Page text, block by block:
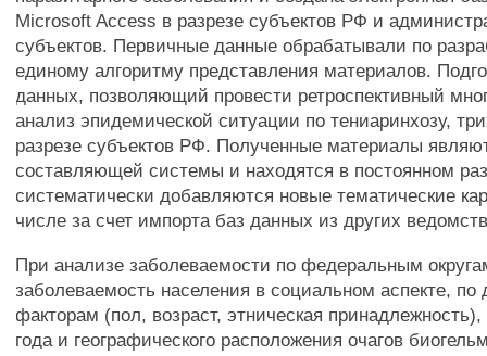
Microsoft Access в разрезе субъектов РФ и
субъектов. Первичные данные обрабатывали по
единому алгоритму представления материалов.
данных, позволяющий провести ретроспективный
анализ эпидемической ситуации по тениаринхозу,
разрезе субъектов РФ. Полученные материалы
составляющей системы и находятся в постоянном
систематически добавляются новые тематические
числе за счет импорта баз данных из других
При анализе заболеваемости по федеральным
заболеваемость населения в социальном аспекте,
факторам (пол, возраст, этническая принадлежность),
года и географического расположения очагов